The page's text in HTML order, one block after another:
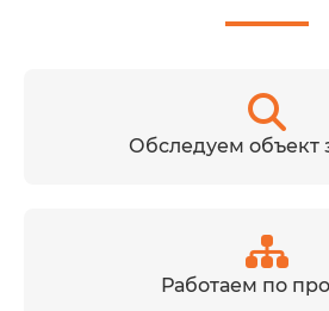
Обследуем объект
Работаем по